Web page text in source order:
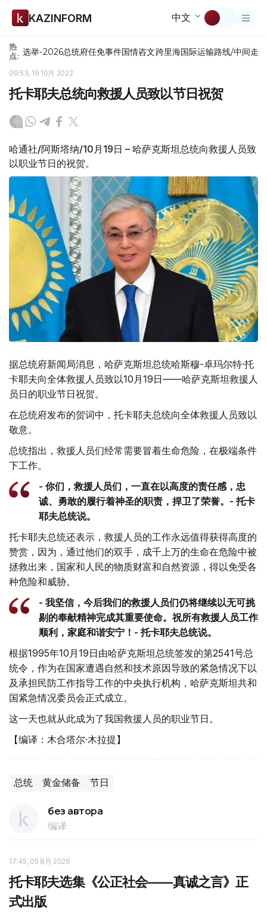
KAZINFORM 中文
热
点: 选举-2026总统府任免事件国情咨文跨里海国际运输路线/中间走廊
09:53, 19 10月 2022
托卡耶夫总统向救援人员致以节日祝贺
哈通社/阿斯塔纳/10月19日 – 哈萨克斯坦总统向救援人员致
以职业节日的祝贺。
据总统府新闻局消息，哈萨克斯坦总统哈斯穆-卓玛尔特·托
卡耶夫向全体救援人员致以10月19日——哈萨克斯坦救援人
员日的职业节日祝贺。
在总统府发布的贺词中，托卡耶夫总统向全体救援人员致以
敬意。
总统指出，救援人员们经常需要冒着生命危险，在极端条件
下工作。
- 你们，救援人员们，一直在以高度的责任感，忠
诚、勇敢的履行着神圣的职责，捍卫了荣誉。- 托卡
耶夫总统说。
托卡耶夫总统还表示，救援人员的工作永远值得获得高度的
赞赏，因为，通过他们的双手，成千上万的生命在危险中被
拯救出来，国家和人民的物质财富和自然资源，得以免受各
种危险和威胁。
- 我坚信，今后我们的救援人员们仍将继续以无可挑
剔的奉献精神完成其重要使命。祝所有救援人员工作
顺利，家庭和谐安宁！- 托卡耶夫总统说。
根据1995年10月19日由哈萨克斯坦总统签发的第2541号总
统令，作为在国家遭遇自然和技术原因导致的紧急情况下以
及承担民防工作指导工作的中央执行机构，哈萨克斯坦共和
国紧急情况委员会正式成立。
这一天也就从此成为了我国救援人员的职业节日。
【编译：木合塔尔·木拉提】
总统 黄金储备 节日
без автора
编译
17:45, 05 8月 2026
托卡耶夫选集《公正社会——真诚之言》正
式出版